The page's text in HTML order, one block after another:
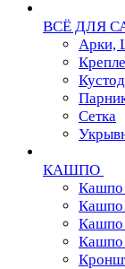
ВСЁ ДЛЯ
Арки,
Сетка
КАШПО
Кашпо
Кашпо
Кашпо
Кашпо